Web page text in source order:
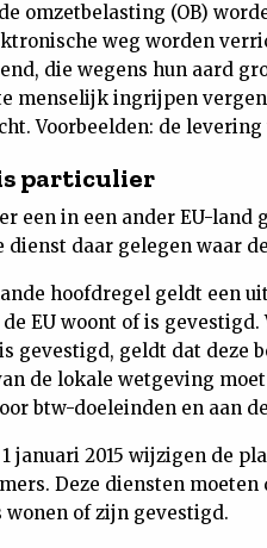
omzetbelasting (OB)
weg worden
die wegens hun aard
menselijk ingrijpen
Voorbeelden: de
particulier
een in een ander EU-
dienst daar gelegen waar
hoofdregel geldt een
EU woont of is
gevestigd, geldt dat deze
de lokale wetgeving
btw-doeleinden en aan
1 januari 2015 wijzigen de
Deze diensten
wonen of zijn gevestigd.